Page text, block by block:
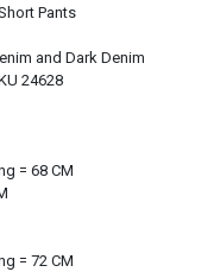
Pants
and Dark Denim
24628
= 68 CM
= 72 CM